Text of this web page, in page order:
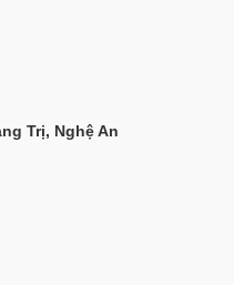
Trị, Nghệ An